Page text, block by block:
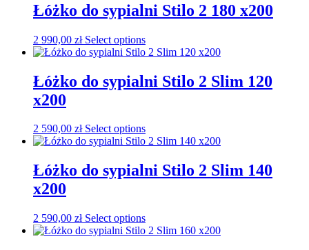
Łóżko do sypialni Stilo 2 180 x200
2 990,00 zł Select options
Łóżko do sypialni Stilo 2 Slim 120
x200
2 590,00 zł Select options
Łóżko do sypialni Stilo 2 Slim 140
x200
2 590,00 zł Select options